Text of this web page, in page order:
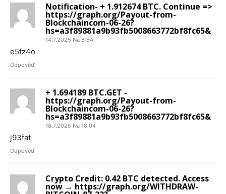
Notification- + 1.912674 BTC. Continue =>
https://graph.org/Payout-from-
Blockchaincom-06-26?
hs=a3f89881a9b93fb5008663772bf8fc65&
14.7.2025 Na 8:54
e5fz4o
Odpověď
+ 1.694189 BTC.GET -
https://graph.org/Payout-from-
Blockchaincom-06-26?
hs=a3f89881a9b93fb5008663772bf8fc65&
18.7.2025 Na 18:04
j93fat
Odpověď
Crypto Credit: 0.42 BTC detected. Access
now → https://graph.org/WITHDRAW-